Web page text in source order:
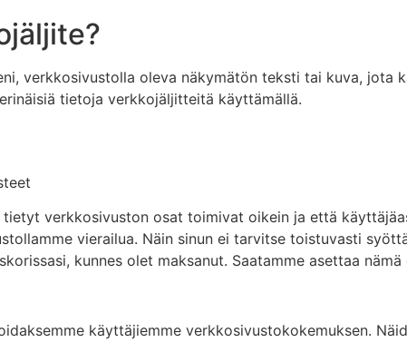
verkkosivustolla oleva näkymätön teksti tai kuva, jota
tietoja verkkojäljitteitä käyttämällä.
verkkosivuston osat toimivat oikein ja että
vierailua. Näin sinun ei tarvitse toistuvasti
kunnes olet maksanut. Saatamme asettaa
käyttäjiemme verkkosivustokokemuksen.